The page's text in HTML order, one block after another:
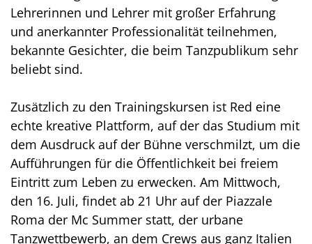
Lehrerinnen und Lehrer mit großer Erfahrung
und anerkannter Professionalität teilnehmen,
bekannte Gesichter, die beim Tanzpublikum sehr
beliebt sind.
Zusätzlich zu den Trainingskursen ist Red eine
echte kreative Plattform, auf der das Studium mit
dem Ausdruck auf der Bühne verschmilzt, um die
Aufführungen für die Öffentlichkeit bei freiem
Eintritt zum Leben zu erwecken. Am Mittwoch,
den 16. Juli, findet ab 21 Uhr auf der Piazzale
Roma der Mc Summer statt, der urbane
Tanzwettbewerb, an dem Crews aus ganz Italien